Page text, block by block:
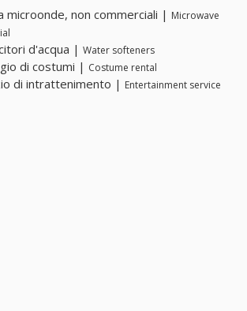
microonde, non commerciali | Microwave
d'acqua | Water softeners
di costumi | Costume rental
di intrattenimento | Entertainment service